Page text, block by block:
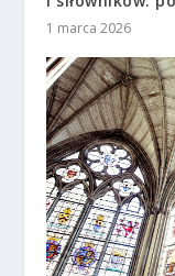
1 marca 2026